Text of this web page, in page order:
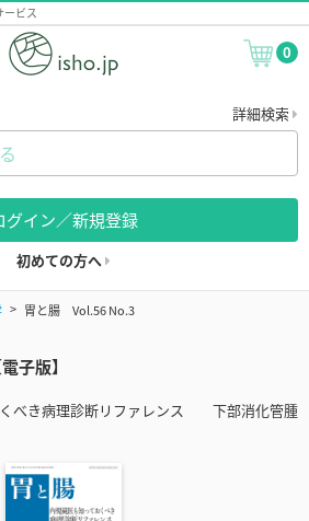
ービス
0
詳細検索
グイン／新規登録
初めての方へ
胃と腸 Vol.56 No.3
子版】
べき病理診断リファレンス 下部消化管腫